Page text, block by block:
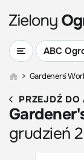
ABC
> Gardeners`
PRZEJDŹ
grudzień